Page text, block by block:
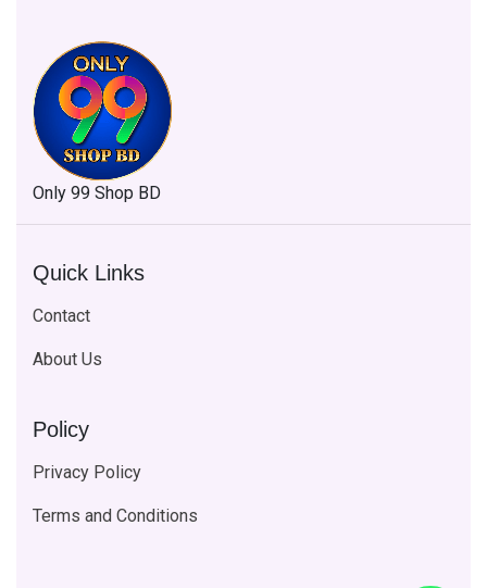
Only 99 Shop BD
Quick Links
Contact
About Us
Policy
Privacy Policy
Terms and Conditions